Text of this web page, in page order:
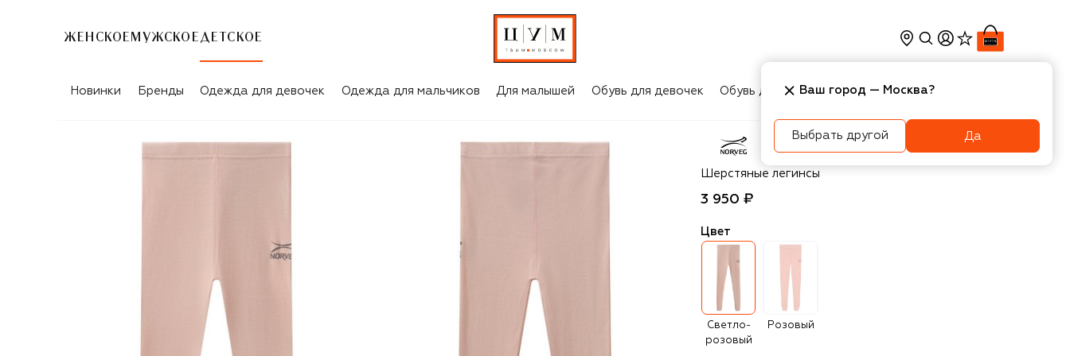
ЖЕНСКОЕ МУЖСКОЕ ДЕТСКОЕ
Новинки Бренды Одежда для девочек Одежда для мальчиков Для малышей Обувь для девочек Обувь для мальчиков Игрушки Аксесcуары
Norveg
Шерстяные легинсы
3 950 ₽
Цвет
Светло-
розовый
Розовый
Ваш город — Москва?
Выбрать другой Да